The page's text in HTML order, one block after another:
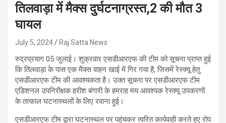
तिलवाड़ा में मैक्स दुर्घटनाग्रस्त,2 की मौत 3
घायल
July 5, 2024 Raj Satta News
रुद्रप्रयाग 05 जुलाई। शुक्रवार एसडीआरएफ की टीम को सूचना प्राप्त हुई
कि तिलवाड़ा के पास एक मैक्स वाहन खाई में गिर गया है, जिसमें रेस्क्यू हेतु
एसडीआरएफ टीम की आवश्यकता है। उक्त सूचना पर एसडीआरएफ टीम
एडिशनल उपनिरीक्षक हरीश बंगारी के हमराह मय आवश्यक रेस्क्यू उपकरणों
के तत्काल घटनास्थलों के लिए रवाना हुई।
एसडीआरएफ टीम द्वारा घटनास्थल पर पहुंचकर त्वरित कार्यवाही करते हुए रोप